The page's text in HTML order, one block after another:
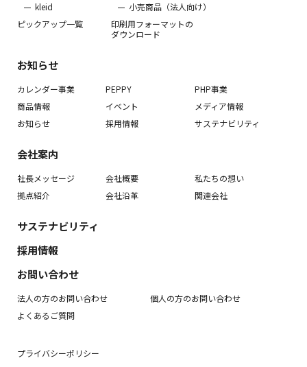
kleid
ピックアップ一覧
小売商品（法人向け）
印刷用フォーマットの
ダウンロード
お知らせ
カレンダー事業 PEPPY
PHP事業
商品情報
イベント
メディア情報
お知らせ
採用情報 サステナビリティ
会社案内
社長メッセージ 会社概要
私たちの想い
拠点紹介
会社沿革 関連会社
サステナビリティ
採用情報
お問い合わせ
法人の方のお問い合わせ
個人の方のお問い合わせ
よくあるご質問
プライバシーポリシー